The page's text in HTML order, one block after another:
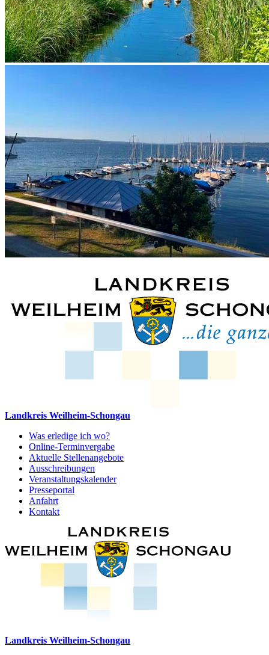
Landkreis Weilheim-Schongau
Was erledige ich wo?
Online-Terminvergabe
Aktuelle Stellenangebote
Ausschreibungen
Veranstaltungskalender
Presseportal
Anfahrt
Kontakt
Landkreis Weilheim-Schongau